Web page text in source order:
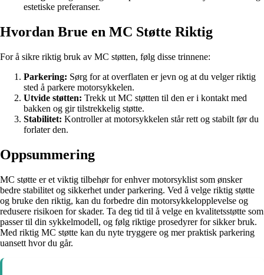
estetiske preferanser.
Hvordan Brue en MC Støtte Riktig
For å sikre riktig bruk av MC støtten, følg disse trinnene:
Parkering: Sørg for at overflaten er jevn og at du velger riktig
sted å parkere motorsykkelen.
Utvide støtten: Trekk ut MC støtten til den er i kontakt med
bakken og gir tilstrekkelig støtte.
Stabilitet: Kontroller at motorsykkelen står rett og stabilt før du
forlater den.
Oppsummering
MC støtte er et viktig tilbehør for enhver motorsyklist som ønsker
bedre stabilitet og sikkerhet under parkering. Ved å velge riktig støtte
og bruke den riktig, kan du forbedre din motorsykkelopplevelse og
redusere risikoen for skader. Ta deg tid til å velge en kvalitetsstøtte som
passer til din sykkelmodell, og følg riktige prosedyrer for sikker bruk.
Med riktig MC støtte kan du nyte tryggere og mer praktisk parkering
uansett hvor du går.